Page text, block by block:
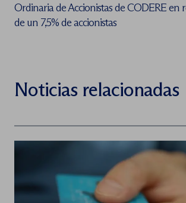
Ordinaria de Accionistas de CODERE en
de un 7,5% de accionistas
Noticias relacionadas